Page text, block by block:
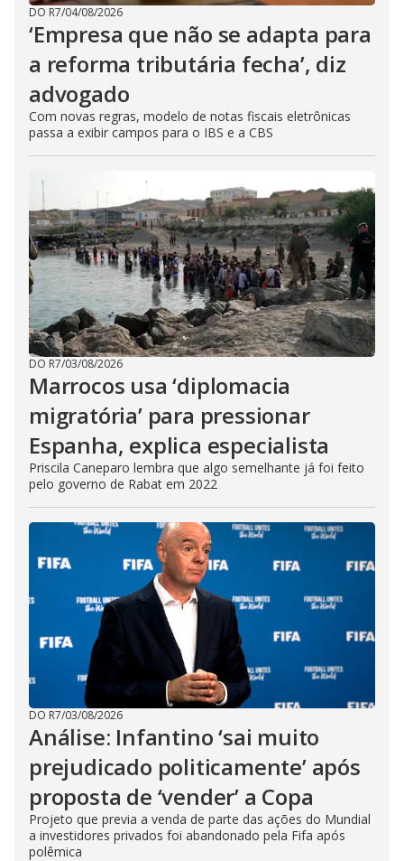
DO R7/04/08/2026
‘Empresa que não se adapta para
a reforma tributária fecha’, diz
advogado
Com novas regras, modelo de notas fiscais eletrônicas
passa a exibir campos para o IBS e a CBS
DO R7/03/08/2026
Marrocos usa ‘diplomacia
migratória’ para pressionar
Espanha, explica especialista
Priscila Caneparo lembra que algo semelhante já foi feito
pelo governo de Rabat em 2022
DO R7/03/08/2026
Análise: Infantino ‘sai muito
prejudicado politicamente’ após
proposta de ‘vender’ a Copa
Projeto que previa a venda de parte das ações do Mundial
a investidores privados foi abandonado pela Fifa após
polêmica